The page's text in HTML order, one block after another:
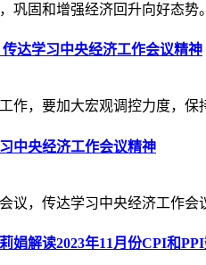
巩固和增强经济回升向好态势。
达学习中央经济工作会议精神
作，要加大宏观调控力度，保
中央经济工作会议精神
议，传达学习中央经济工作会
娟解读2023年11月份CPI和